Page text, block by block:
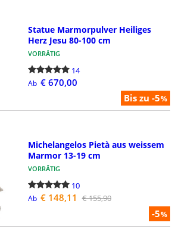
Bis zu -5%
Statue Marmorpulver Heiliges
Herz Jesu 80-100 cm
VORRÄTIG
14
Ab € 670,00
-5%
Michelangelos Pietà aus weissem
Marmor 13-19 cm
VORRÄTIG
10
Ab € 148,11 € 155,90